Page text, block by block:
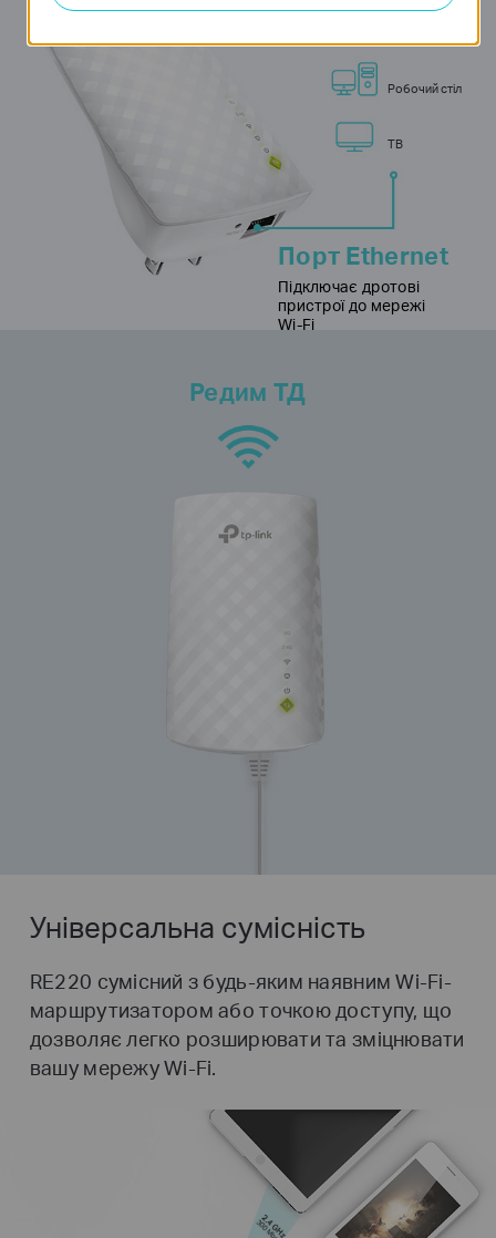
Робочий стіл
TВ
Порт Ethernet
Підключає дротові
пристрої до мережі
Wi-Fi
Редим ТД
Універсальна сумісність
RE220 сумісний з будь-яким наявним Wi-Fi-
маршрутизатором або точкою доступу, що
дозволяє легко розширювати та зміцнювати
вашу мережу Wi-Fi.